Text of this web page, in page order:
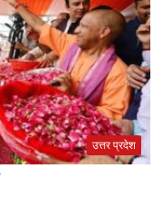
उत्तर प्रदेश